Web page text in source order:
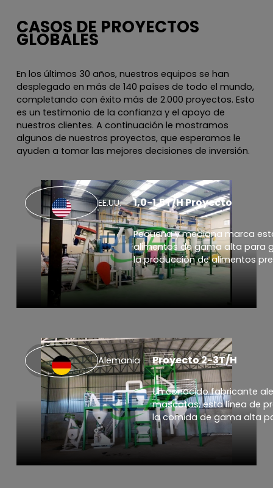
CASOS DE PROYECTOS
GLOBALES
En los últimos 30 años, nuestros equipos se han
desplegado en más de 140 países de todo el mundo,
completando con éxito más de 2.000 proyectos. Esto
es un testimonio de la confianza y el apoyo de
nuestros clientes. A continuación le mostramos
algunos de nuestros proyectos, que esperamos le
ayuden a tomar las mejores decisiones de inversión.
EE.UU. 1,0-1,5T/H Proyecto
Pequeña y mediana marca
alimentos de gama alta para
la producción de alimentos
Alemania Proyecto 2-3T/H
Un conocido fabricante
mascotas; esta línea de
la comida de gama alta